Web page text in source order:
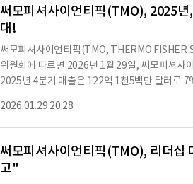
써모피셔사이언티픽(TMO), 2025년
대!
써모피셔사이언티픽(TMO, THERMO FISHER
위원회에 따르면 2026년 1월 29일, 써모피셔사
2025년 4분기 매출은 122억 1천5백만 달러로
러로 7% 증가했다.조정된 EPS는 22.87달러로
의 적극적인 관리와 검증된 성장 전략의 강점,
™ Astral™ Zoom 질량 분석기, Thermo
다양한 혁신적인 신제품을 출시했다.4분기에
시했으며, 이는 반도체 분석 시스템으로 데이
2026.01.29 20:28
써모피셔사이언티픽(TMO), 리더십
고"